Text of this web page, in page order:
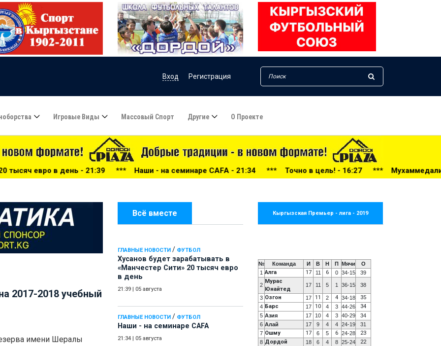
Вход Регистрация
Игровые Виды Массовый Спорт Другие О Проекте
***Наши - на семинаре СAFA - 21:34 ***Точно в цель! - 16:27 ***Мухаммедали Ырысдолотов - в
Всё вместе
ГЛАВНЫЕ НОВОСТИ / ФУТБОЛ
Хусанов будет зарабатывать в
«Манчестер Сити» 20 тысяч евро
в день
21:39 05 августа
ГЛАВНЫЕ НОВОСТИ / ФУТБОЛ
Наши - на семинаре СAFA
21:34 05 августа
2017-2018 учебный
имени Шералы
Кыргызская Премьер - лига - 2019
№ Команда И В Н П Мячи
О
1 Алга 17 11 6 0 34-15 39
2
Мурас
Юнайтед
17 11 5 1 36-15 38
3 Озгон 17 11 2 4 34-18 35
4 Барс 17 10 4 3 44-26 34
5 Азия 17 10 4 3 40-29
34
6 Алай 17 9 4 4 24-19
31
7 Ошму 17 6 5 6 24-28 23
8 Дордой 18 6 4 8 25-24 22